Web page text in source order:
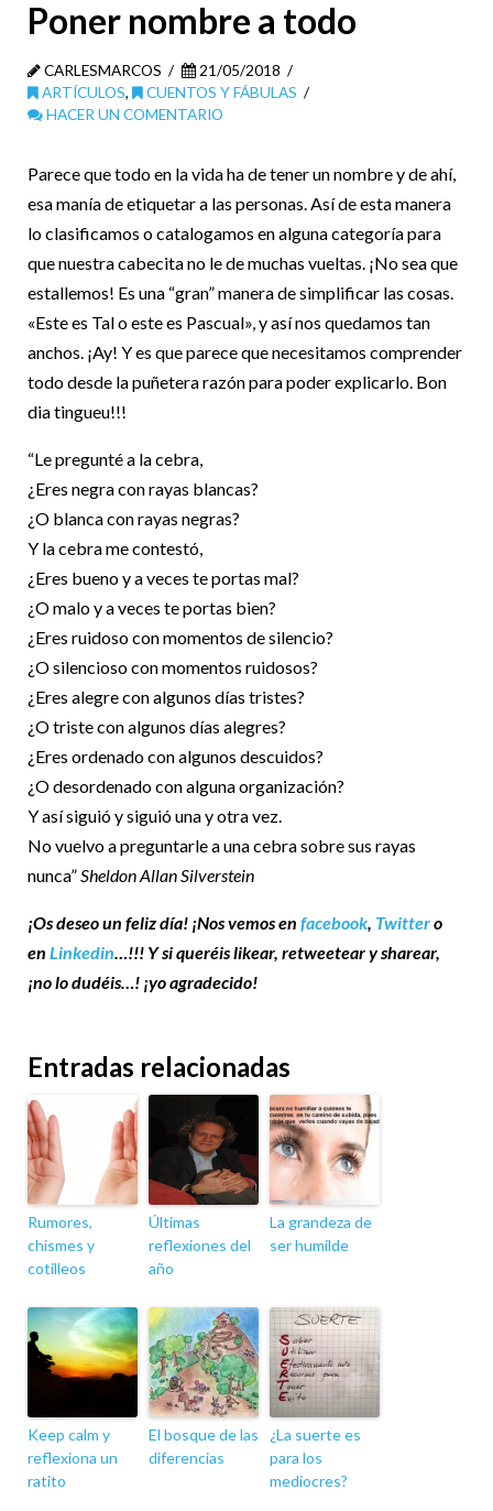
Poner nombre a todo
CARLESMARCOS
21/05/2018
ARTÍCULOS,
CUENTOS Y FÁBULAS
HACER UN COMENTARIO
Parece que todo en la vida ha de tener un nombre y de ahí,
esa manía de etiquetar a las personas. Así de esta manera
lo clasificamos o catalogamos en alguna categoría para
que nuestra cabecita no le de muchas vueltas. ¡No sea que
estallemos! Es una “gran” manera de simplificar las cosas.
«Este es Tal o este es Pascual», y así nos quedamos tan
anchos. ¡Ay! Y es que parece que necesitamos comprender
todo desde la puñetera razón para poder explicarlo. Bon
dia tingueu!!!
“Le pregunté a la cebra,
¿Eres negra con rayas blancas?
¿O blanca con rayas negras?
Y la cebra me contestó,
¿Eres bueno y a veces te portas mal?
¿O malo y a veces te portas bien?
¿Eres ruidoso con momentos de silencio?
¿O silencioso con momentos ruidosos?
¿Eres alegre con algunos días tristes?
¿O triste con algunos días alegres?
¿Eres ordenado con algunos descuidos?
¿O desordenado con alguna organización?
Y así siguió y siguió una y otra vez.
No vuelvo a preguntarle a una cebra sobre sus rayas
nunca”Sheldon Allan Silverstein
¡Os deseo un feliz día! ¡Nos vemos en facebook, Twittero
en Linkedin…!!! Y si queréis likear, retweetear y sharear,
¡no lo dudéis…! ¡yo agradecido!
Entradas relacionadas
Rumores,
chismes y
cotilleos
Últimas
reflexiones del
año
La grandeza de
ser humilde
Keep calm y
reflexiona un
ratito
El bosque de las
diferencias
¿La suerte es
para los
mediocres?